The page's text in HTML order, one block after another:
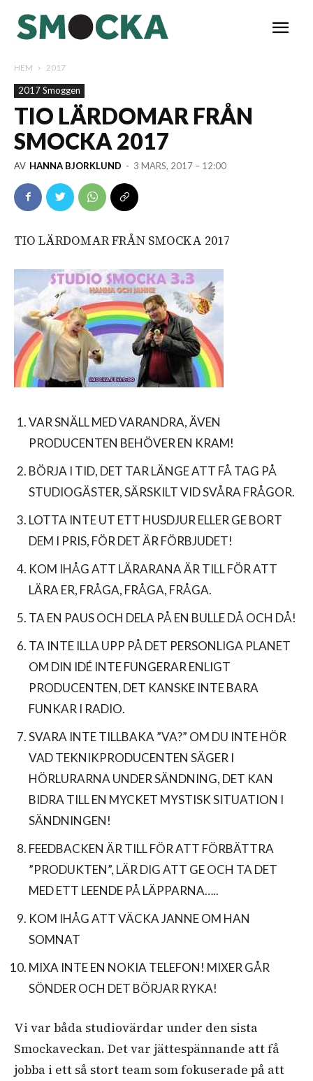
HEM 2017
2017 Smoggen
TIO LÄRDOMAR FRÅN
SMOCKA 2017
AV HANNA BJORKLUND - 3 MARS, 2017 – 12:00
TIO LÄRDOMAR FRÅN SMOCKA 2017
VAR SNÄLL MED VARANDRA, ÄVEN
PRODUCENTEN BEHÖVER EN KRAM!
BÖRJA I TID, DET TAR LÄNGE ATT FÅ TAG PÅ
STUDIOGÄSTER, SÄRSKILT VID SVÅRA FRÅGOR.
LOTTA INTE UT ETT HUSDJUR ELLER GE BORT
DEM I PRIS, FÖR DET ÄR FÖRBJUDET!
KOM IHÅG ATT LÄRARANA ÄR TILL FÖR ATT
LÄRA ER, FRÅGA, FRÅGA, FRÅGA.
TA EN PAUS OCH DELA PÅ EN BULLE DÅ OCH DÅ!
TA INTE ILLA UPP PÅ DET PERSONLIGA PLANET
OM DIN IDÉ INTE FUNGERAR ENLIGT
PRODUCENTEN, DET KANSKE INTE BARA
FUNKAR I RADIO.
SVARA INTE TILLBAKA ”VA?” OM DU INTE HÖR
VAD TEKNIKPRODUCENTEN SÄGER I
HÖRLURARNA UNDER SÄNDNING, DET KAN
BIDRA TILL EN MYCKET MYSTISK SITUATION I
SÄNDNINGEN!
FEEDBACKEN ÄR TILL FÖR ATT FÖRBÄTTRA
”PRODUKTEN”, LÄR DIG ATT GE OCH TA DET
MED ETT LEENDE PÅ LÄPPARNA…..
KOM IHÅG ATT VÄCKA JANNE OM HAN
SOMNAT
MIXA INTE EN NOKIA TELEFON! MIXER GÅR
SÖNDER OCH DET BÖRJAR RYKA!
Vi var båda studiovärdar under den sista
Smockaveckan. Det var jättespännande att få
jobba i ett så stort team som fokuserade på att